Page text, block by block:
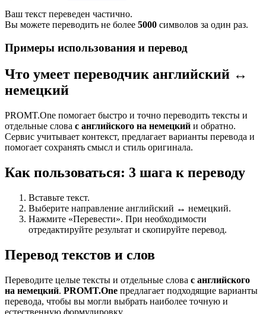
Ваш текст переведен частично.
Вы можете переводить не более 5000 символов за один раз.
Примеры использования и перевод
Что умеет переводчик английский ↔
немецкий
PROMT.One помогает быстро и точно переводить тексты и
отдельные слова с английского на немецкий и обратно.
Сервис учитывает контекст, предлагает варианты перевода и
помогает сохранять смысл и стиль оригинала.
Как пользоваться: 3 шага к переводу
Вставьте текст.
Выберите направление английский ↔ немецкий.
Нажмите «Перевести». При необходимости
отредактируйте результат и скопируйте перевод.
Перевод текстов и слов
Переводите целые тексты и отдельные слова с английского
на немецкий. PROMT.One предлагает подходящие варианты
перевода, чтобы вы могли выбрать наиболее точную и
естественную формулировку.